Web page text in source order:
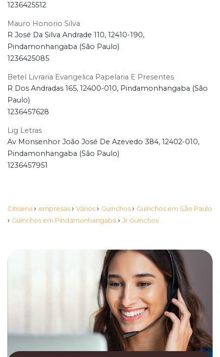
1236425512
Mauro Honorio Silva
R José Da Silva Andrade 110, 12410-190,
Pindamonhangaba (São Paulo)
1236425085
Betel Livraria Evangelica Papelaria E Presentes
R Dos Andradas 165, 12400-010, Pindamonhangaba (São
Paulo)
1236457628
Lig Letras
Av Monsenhor João José De Azevedo 384, 12402-010,
Pindamonhangaba (São Paulo)
1236457951
Citiservi › empresas › Vários › Guinchos › Guinchos em São Paulo
› Guinchos em Pindamonhangaba › Jr Guinchos